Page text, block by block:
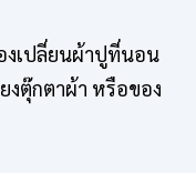
งเปลี่ยนผ้าปูที่นอน
งตุ๊กตาผ้า หรือของ